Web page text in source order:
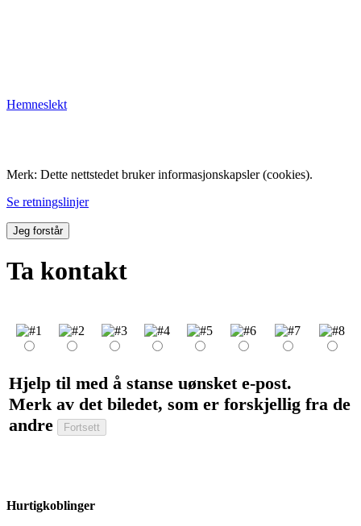
Hemneslekt
Merk: Dette nettstedet bruker informasjonskapsler (cookies).
Se retningslinjer
Jeg forstår
Ta kontakt
Hjelp til med å stanse uønsket e-post.
Merk av det biledet, som er forskjellig fra de
andre
Hurtigkoblinger